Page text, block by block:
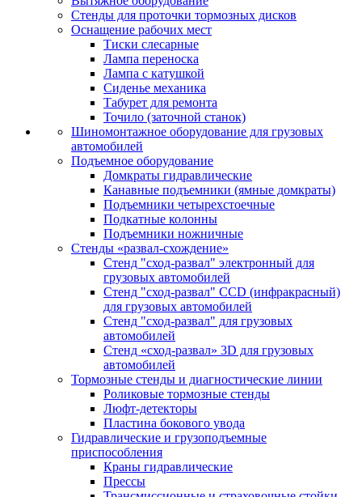
Стенды для проточки тормозных дисков
Оснащение рабочих мест
Тиски слесарные
Лампа переноска
Лампа с катушкой
Сиденье механика
Табурет для ремонта
Точило (заточной станок)
Шиномонтажное оборудование для грузовых
автомобилей
Подъемное оборудование
Домкраты гидравлические
Канавные подъемники (ямные домкраты)
Подъемники четырехстоечные
Подкатные колонны
Подъемники ножничные
Стенды «развал-схождение»
Стенд "сход-развал" электронный для
грузовых автомобилей
Стенд "сход-развал" CCD (инфракрасный)
для грузовых автомобилей
Стенд "сход-развал" для грузовых
автомобилей
Стенд «сход-развал» 3D для грузовых
автомобилей
Тормозные стенды и диагностические линии
Роликовые тормозные стенды
Люфт-детекторы
Пластина бокового увода
Гидравлические и грузоподъемные
приспособления
Краны гидравлические
Прессы